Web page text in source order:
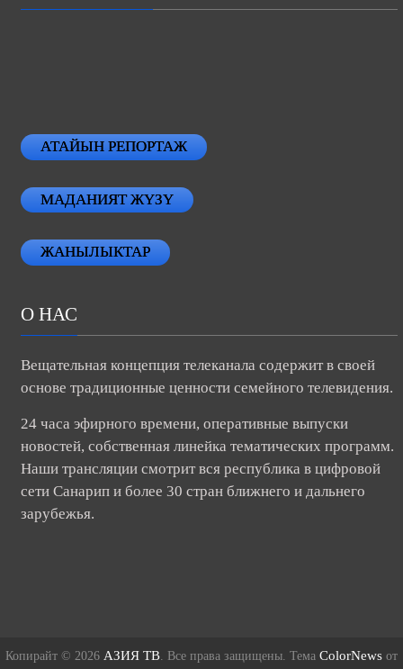
АТАЙЫН РЕПОРТАЖ
МАДАНИЯТ ЖҮЗҮ
ЖАНЫЛЫКТАР
О НАС
Вещательная концепция телеканала содержит в своей
основе традиционные ценности семейного телевидения.
24 часа эфирного времени, оперативные выпуски
новостей, собственная линейка тематических программ.
Наши трансляции смотрит вся республика в цифровой
сети Санарип и более 30 стран ближнего и дальнего
зарубежья.
Копирайт © 2026 АЗИЯ ТВ . Все права защищены. Тема ColorNews от